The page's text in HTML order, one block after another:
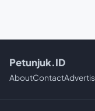
Petunjuk.ID
AboutContact